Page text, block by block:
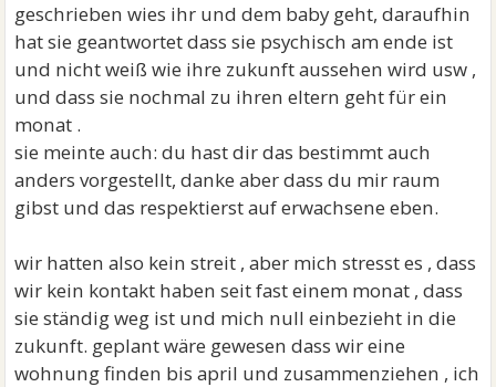
geschrieben wies ihr und dem baby geht, daraufhin
hat sie geantwortet dass sie psychisch am ende ist
und nicht weiß wie ihre zukunft aussehen wird usw ,
und dass sie nochmal zu ihren eltern geht für ein
monat .
sie meinte auch: du hast dir das bestimmt auch
anders vorgestellt, danke aber dass du mir raum
gibst und das respektierst auf erwachsene eben.
wir hatten also kein streit , aber mich stresst es , dass
wir kein kontakt haben seit fast einem monat , dass
sie ständig weg ist und mich null einbezieht in die
zukunft. geplant wäre gewesen dass wir eine
wohnung finden bis april und zusammenziehen , ich